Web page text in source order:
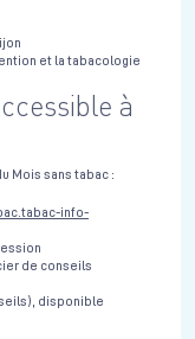
et la tabacologie
à
Mois sans tabac :
info-
de conseils
disponible